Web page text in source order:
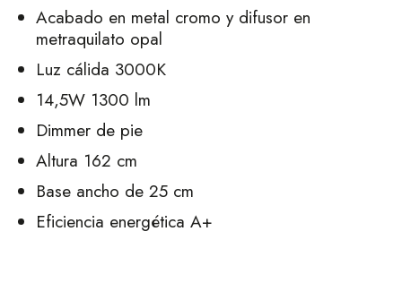
Acabado en metal cromo y difusor en
metraquilato opal
Luz cálida 3000K
14,5W 1300 lm
Dimmer de pie
Altura 162 cm
Base ancho de 25 cm
Eficiencia energética A+